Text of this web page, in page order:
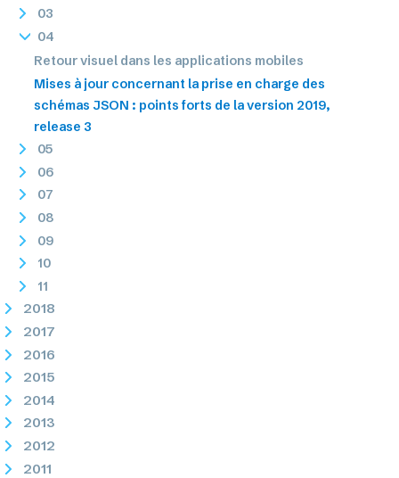
03
04
Retour visuel dans les applications mobiles
Mises à jour concernant la prise en charge des
schémas JSON : points forts de la version 2019,
release 3
05
06
07
08
09
10
11
2018
2017
2016
2015
2014
2013
2012
2011